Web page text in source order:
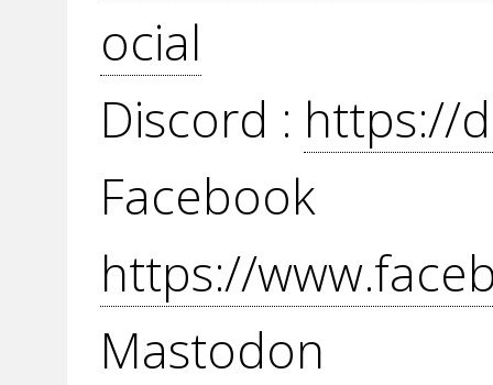
ocial
Discord : https://
https://